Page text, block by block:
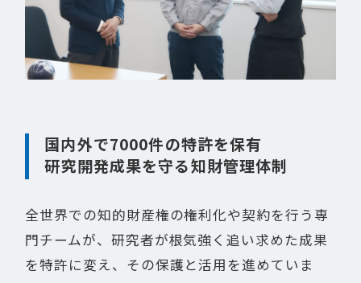
国内外で7000件の特許を保有
研究開発成果を守る知財管理体制
全世界での知的財産権の権利化や契約を行う専
門チームが、研究者が根気強く追い求めた成果
を特許に変え、その保護と活用を進めていま